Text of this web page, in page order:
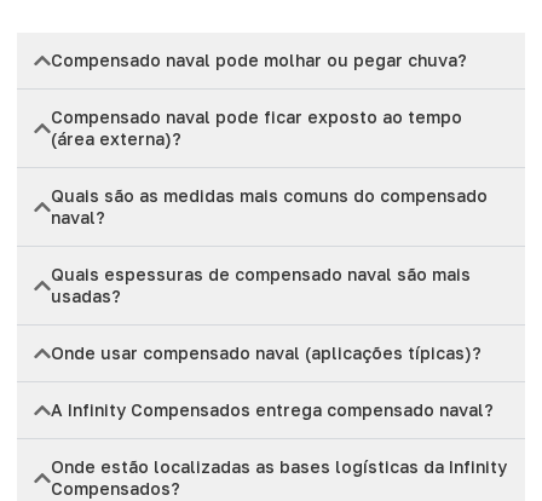
Compensado naval pode molhar ou pegar chuva?
Compensado naval pode ficar exposto ao tempo
(área externa)?
Quais são as medidas mais comuns do compensado
naval?
Quais espessuras de compensado naval são mais
usadas?
Onde usar compensado naval (aplicações típicas)?
A Infinity Compensados entrega compensado naval?
Onde estão localizadas as bases logísticas da Infinity
Compensados?